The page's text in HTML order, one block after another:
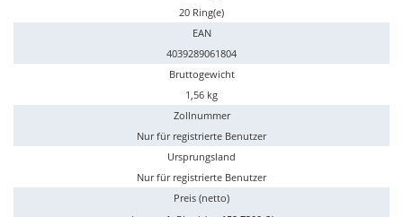
20 Ring(e)
EAN
4039289061804
Bruttogewicht
1,56 kg
Zollnummer
Nur für registrierte Benutzer
Ursprungsland
Nur für registrierte Benutzer
Preis (netto)